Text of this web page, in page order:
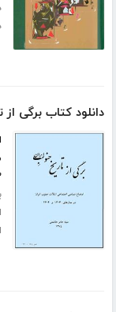
دانلود کتاب برگی